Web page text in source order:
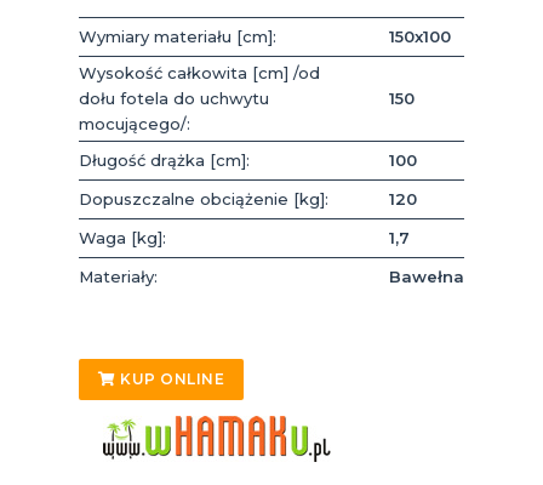
Wymiary materiału [cm]:
150x100
Wysokość całkowita [cm] /od
dołu fotela do uchwytu
mocującego/:
150
Długość drążka [cm]:
100
Dopuszczalne obciążenie [kg]:
120
Waga [kg]:
1,7
Materiały:
Bawełna
KUP ONLINE